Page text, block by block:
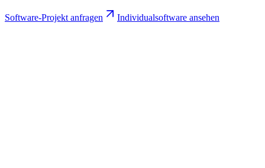
Software-Projekt anfragen Individualsoftware ansehen